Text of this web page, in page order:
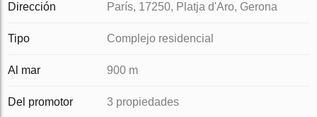
Dirección París, 17250, Platja d'Aro, Gerona
Tipo Complejo residencial
Al mar 900 m
Del promotor 3 propiedades